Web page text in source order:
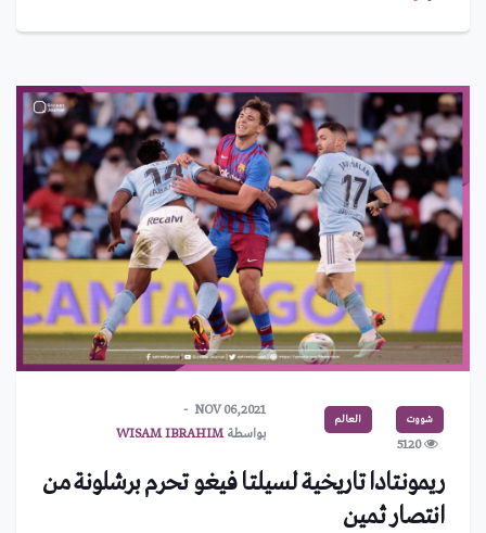
شووت العالم
5120
NOV 06,2021
بواسطةWISAM IBRAHIM
ريمونتادا تاريخية لسيلتا فيغو تحرم برشلونة من
انتصار ثمين